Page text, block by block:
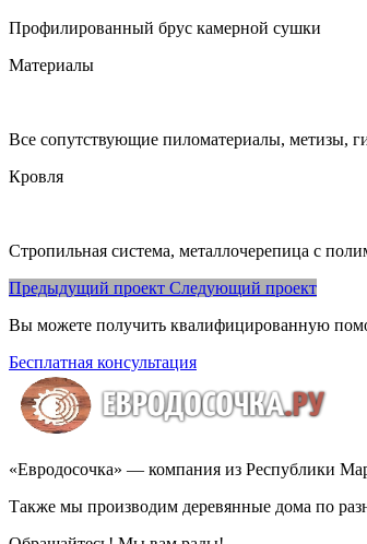
Профилированный брус камерной сушки
Материалы
Все сопутствующие пиломатериалы, метизы,
Кровля
Стропильная система, металлочерепица c
Предыдущий проект Следующий проект
Вы можете получить квалифицированную
Бесплатная консультация
«Евродосочка» — компания из Республики
Также мы производим деревянные дома по